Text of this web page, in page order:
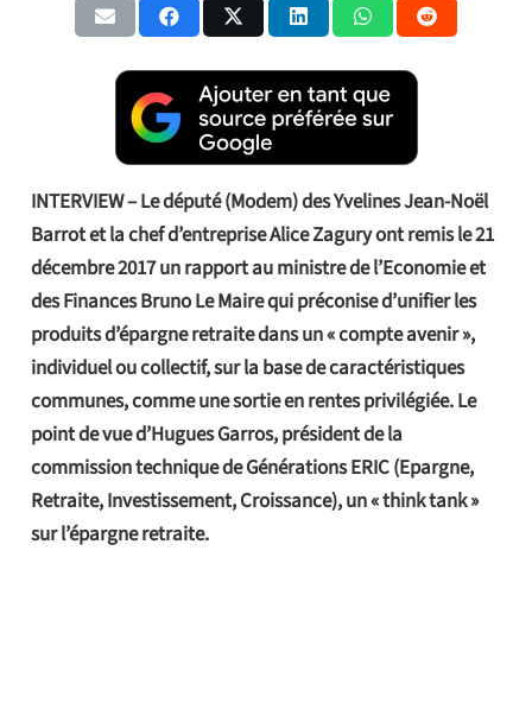
INTERVIEW – Le député (Modem) des Yvelines Jean-Noël
Barrot et la chef d’entreprise Alice Zagury ont remis le 21
décembre 2017 un rapport au ministre de l’Economie et
des Finances Bruno Le Maire qui préconise d’unifier les
produits d’épargne retraite dans un « compte avenir »,
individuel ou collectif, sur la base de caractéristiques
communes, comme une sortie en rentes privilégiée. Le
point de vue d’Hugues Garros, président de la
commission technique de Générations ERIC (Epargne,
Retraite, Investissement, Croissance), un « think tank »
sur l’épargne retraite.